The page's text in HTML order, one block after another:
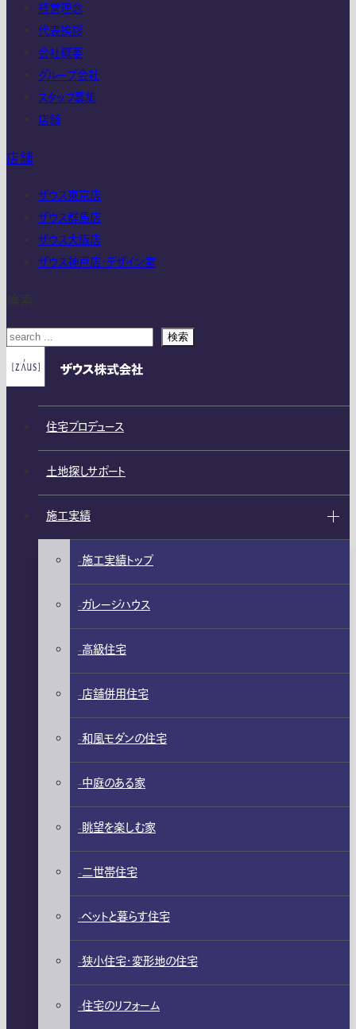
経営理念
代表挨拶
会社概要
グループ会社
スタッフ募集
店舗
店舗
ザウス東京店
ザウス群馬店
ザウス大阪店
ザウス神戸店・デザイン室
検索
住宅プロデュース
土地探しサポート
施工実績
施工実績トップ
ガレージハウス
高級住宅
店舗併用住宅
和風モダンの住宅
中庭のある家
眺望を楽しむ家
二世帯住宅
ペットと暮らす住宅
狭小住宅・変形地の住宅
住宅のリフォーム